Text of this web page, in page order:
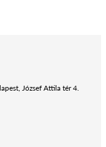
József Attila tér 4.